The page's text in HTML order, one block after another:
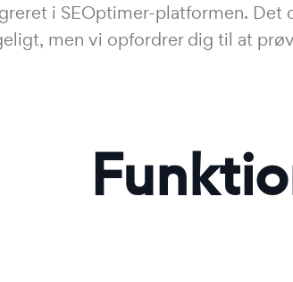
i SEOptimer-platformen.
men vi opfordrer dig til at